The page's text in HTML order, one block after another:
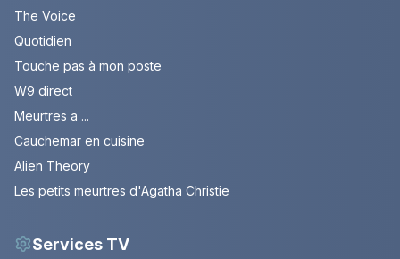
The Voice
Quotidien
Touche pas à mon poste
W9 direct
Meurtres a ...
Cauchemar en cuisine
Alien Theory
Les petits meurtres d'Agatha Christie
Services TV